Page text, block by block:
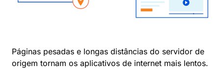
Páginas pesadas e longas distâncias do servidor de
origem tornam os aplicativos de internet mais lentos.